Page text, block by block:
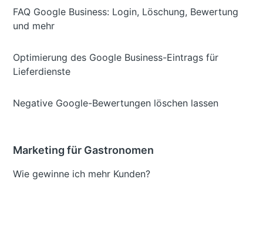
FAQ Google Business: Login, Löschung, Bewertung
und mehr
Optimierung des Google Business-Eintrags für
Lieferdienste
Negative Google-Bewertungen löschen lassen
Marketing für Gastronomen
Wie gewinne ich mehr Kunden?